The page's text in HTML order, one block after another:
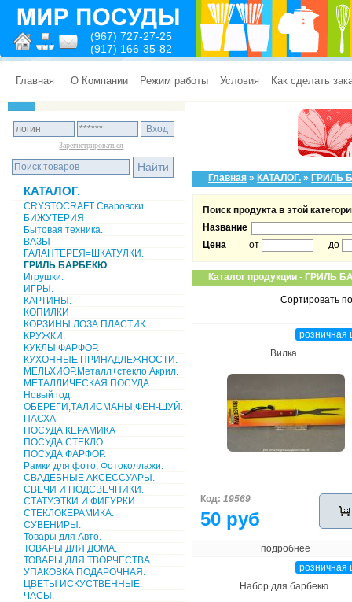
(967) 727-27-25
(917) 166-35-82
Главная О Компании Режим работы Условия Как сделать
Зарегистрироваться
КАТАЛОГ.
CRYSTOCRAFT Сваровски.
БИЖУТЕРИЯ
Бытовая техника.
ВАЗЫ
ГАЛАНТЕРЕЯ=ШКАТУЛКИ.
ГРИЛЬ БАРБЕКЮ
Игрушки.
ИГРЫ.
КАРТИНЫ.
КОПИЛКИ
КОРЗИНЫ ЛОЗА ПЛАСТИК.
КРУЖКИ.
КУКЛЫ ФАРФОР.
КУХОННЫЕ ПРИНАДЛЕЖНОСТИ.
МЕЛЬХИОР.Металл+стекло.Акрил.
МЕТАЛЛИЧЕСКАЯ ПОСУДА.
Новый год.
ОБЕРЕГИ,ТАЛИСМАНЫ,ФЕН-ШУЙ.
ПАСХА.
ПОСУДА КЕРАМИКА
ПОСУДА СТЕКЛО
ПОСУДА ФАРФОР.
Рамки для фото, Фотоколлажи.
СВАДЕБНЫЕ АКСЕССУАРЫ.
СВЕЧИ И ПОДСВЕЧНИКИ.
СТАТУЭТКИ И ФИГУРКИ.
СТЕКЛОКЕРАМИКА.
СУВЕНИРЫ.
Товары для Авто.
ТОВАРЫ ДЛЯ ДОМА.
ТОВАРЫ ДЛЯ ТВОРЧЕСТВА.
УПАКОВКА ПОДАРОЧНАЯ.
ЦВЕТЫ ИСКУСТВЕННЫЕ.
ЧАСЫ.
Главная » КАТАЛОГ. » ГРИЛЬ
Поиск продукта в этой
Название
Цена
от до
Каталог продукции - ГРИЛЬ
Сортировать
розничная
Вилка.
Код: 19569
50 руб
подробнее
розничная
Набор для барбекю.